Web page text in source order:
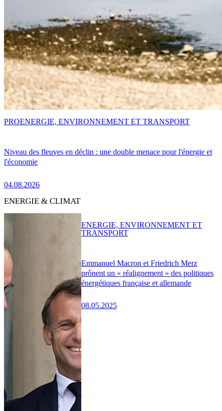
Niveau des fleuves en déclin : une double menace pour l'énergie et
l'économie
04.08.2026
PROENERGIE, ENVIRONNEMENT ET TRANSPORT
ENERGIE & CLIMAT
Emmanuel Macron et Friedrich Merz
prônent un « réalignement » des politiques
énergétiques française et allemande
08.05.2025
ENERGIE, ENVIRONNEMENT ET
TRANSPORT